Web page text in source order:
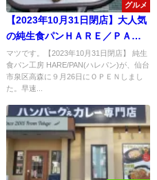
グルメ
【2023年10月31日閉店】大人気
の純生食パンＨＡＲＥ／ＰＡＮ
(ハレパン)仙台泉店に行ってみ
た！
マツです。【2023年10月31日閉店】 純生
食パン工房 HARE/PAN(ハレパン)が、仙台
市泉区高森に９月26日にＯＰＥＮしまし
た。早速...